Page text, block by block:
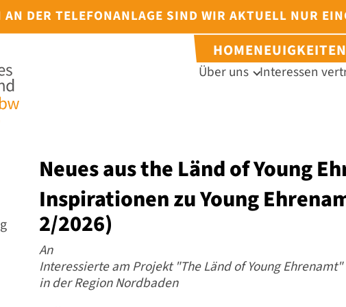
DER TELEFONANLAGE SIND WIR AKTUELL NUR
HOMENEUIGKEITEN
Über uns Interessen
Neues aus the Länd of Young
Inspirationen zu Young
2/2026)
An
Interessierte am Projekt "The Länd of Young Ehrenamt"
in der Region Nordbaden